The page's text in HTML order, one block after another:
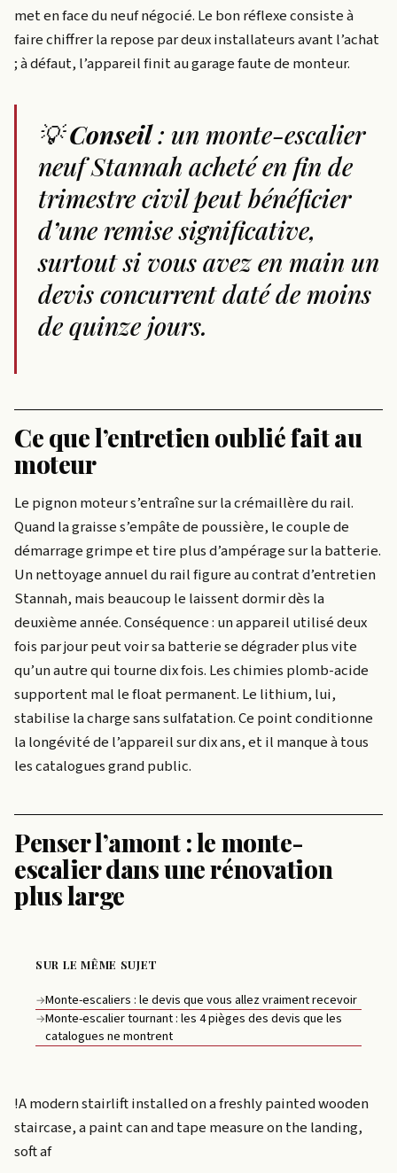
met en face du neuf négocié. Le bon réflexe consiste à
faire chiffrer la repose par deux installateurs avant l’achat
; à défaut, l’appareil finit au garage faute de monteur.
💡Conseil: un monte-escalier
neuf Stannah acheté en fin de
trimestre civil peut bénéficier
d’une remise significative,
surtout si vous avez en main un
devis concurrent daté de moins
de quinze jours.
Ce que l’entretien oublié fait au
moteur
Le pignon moteur s’entraîne sur la crémaillère du rail.
Quand la graisse s’empâte de poussière, le couple de
démarrage grimpe et tire plus d’ampérage sur la batterie.
Un nettoyage annuel du rail figure au contrat d’entretien
Stannah, mais beaucoup le laissent dormir dès la
deuxième année. Conséquence : un appareil utilisé deux
fois par jour peut voir sa batterie se dégrader plus vite
qu’un autre qui tourne dix fois. Les chimies plomb-acide
supportent mal le float permanent. Le lithium, lui,
stabilise la charge sans sulfatation. Ce point conditionne
la longévité de l’appareil sur dix ans, et il manque à tous
les catalogues grand public.
Penser l’amont : le monte-
escalier dans une rénovation
plus large
SUR LE MÊME SUJET
→Monte-escaliers : le devis que vous allez vraiment recevoir
→Monte-escalier tournant : les 4 pièges des devis que les
catalogues ne montrent
!A modern stairlift installed on a freshly painted wooden
staircase, a paint can and tape measure on the landing,
soft af